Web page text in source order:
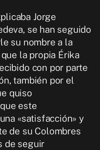
Jorge
se han seguido
su nombre a la
la propia Érika
con por parte
también por el
quiso
este
«satisfacción» y
de su Colombres
de seguir